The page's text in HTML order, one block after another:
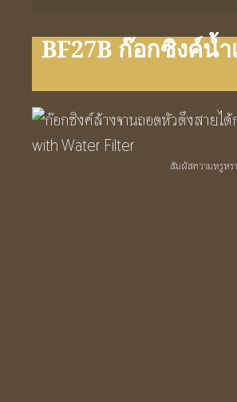
BF27B ก๊อกซิงค์น้ำ
สัมผัสความหรูหร